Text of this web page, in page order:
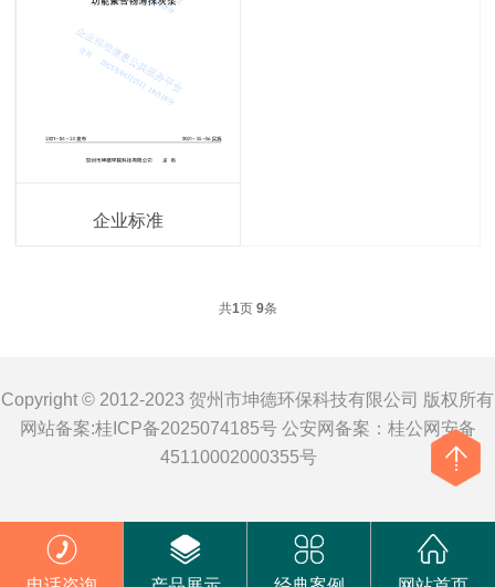
企业标准
共1页 9条
Copyright © 2012-2023 贺州市坤德环保科技有限公司 版权所有
网站备案:桂ICP备2025074185号公安网备案： 桂公网安备
45110002000355号